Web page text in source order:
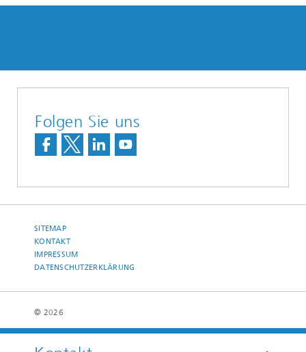
Folgen Sie uns
SITEMAP
KONTAKT
IMPRESSUM
DATENSCHUTZERKLÄRUNG
© 2026